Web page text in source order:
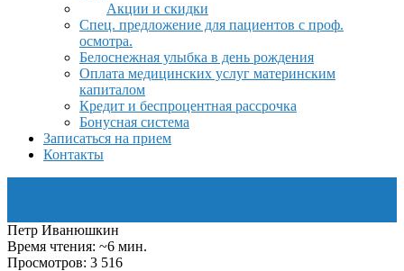
Акции и скидки
Спец. предложение для пациентов с проф.
осмотра.
Белоснежная улыбка в день рождения
Оплата медицинских услуг материнским
капиталом
Кредит и беспроцентная рассрочка
Бонусная система
Записаться на прием
Контакты
Петр Иванюшкин
Время чтения: ~6 мин.
Просмотров: 3 516